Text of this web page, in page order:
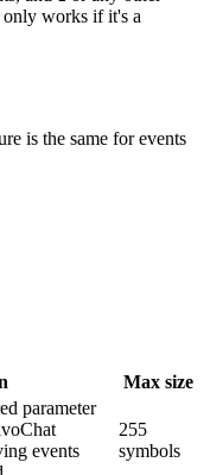
only works if it's a
is the same for events
Max size
parameter
events
255
symbols